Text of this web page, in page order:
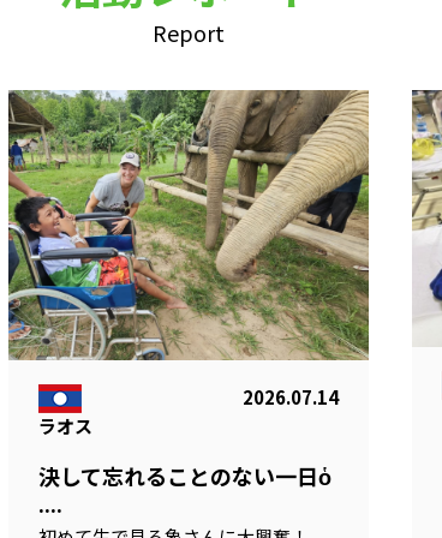
Report
ラオス
2026.07.14
決して忘れることのない一日ὁ
....